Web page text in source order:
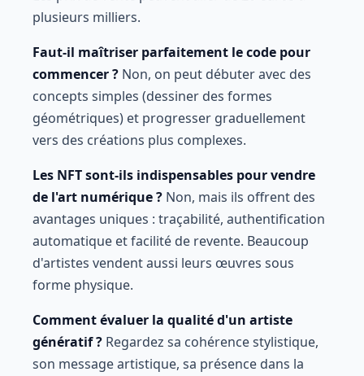
plusieurs milliers.
Faut-il maîtriser parfaitement le code pour
commencer ? Non, on peut débuter avec des
concepts simples (dessiner des formes
géométriques) et progresser graduellement
vers des créations plus complexes.
Les NFT sont-ils indispensables pour vendre
de l'art numérique ? Non, mais ils offrent des
avantages uniques : traçabilité, authentification
automatique et facilité de revente. Beaucoup
d'artistes vendent aussi leurs œuvres sous
forme physique.
Comment évaluer la qualité d'un artiste
génératif ? Regardez sa cohérence stylistique,
son message artistique, sa présence dans la